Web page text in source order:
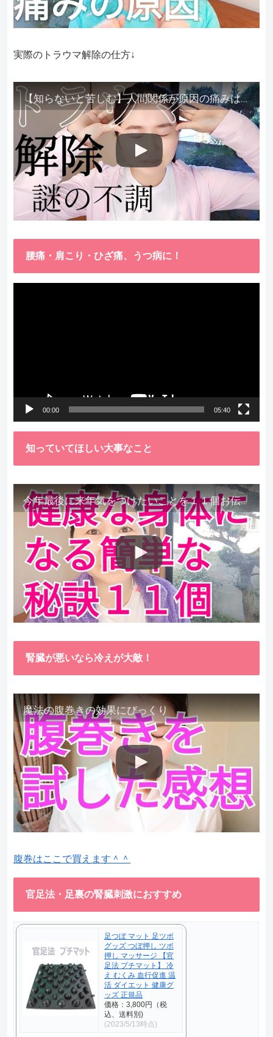
実際のトラウマ解除の仕方↓
【知らないと苦しむ】人間関係が原因の痛みはトラウマ解除が必須。病院に行っても原因不明で治らない不調はこれをしてからケアしてみてください。
腰痛・肩こり・ひざ痛、うつ病に！
00:00 05:40
知っていてほしい大事なこと
今年最後に来年気をつけたいことを１１個お伝えします。
腎臓が悪いなら冷えが大敵！
魔法の腹巻きの効果にびっくり
腹巻はここで買えます＾＾
官足法・足裏の腎臓刺激におすすめ
足つぼ マット 足ツボ
グッズ つぼ押し ツボ
押し マッサージ 【官
足法 プチマット】 冷
え むくみ 血行促進 温
活 ダイエット 健康グ
ッズ 正規品
価格：3,800円（税
込、送料別)
(2023/5/13時点)